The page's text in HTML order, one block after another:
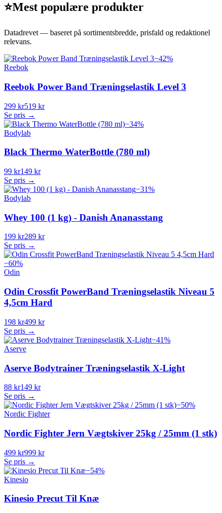
⭐Mest populære produkter
Datadrevet — baseret på sortimentsbredde, prisfald og redaktionel
relevans.
−42%
Reebok
Reebok Power Band Træningselastik Level 3
299 kr519 kr
Se pris →
−34%
Bodylab
Black Thermo WaterBottle (780 ml)
99 kr149 kr
Se pris →
−31%
Bodylab
Whey 100 (1 kg) - Danish Ananasstang
199 kr289 kr
Se pris →
−60%
Odin
Odin Crossfit PowerBand Træningselastik Niveau 5
4,5cm Hard
198 kr499 kr
Se pris →
−41%
Aserve
Aserve Bodytrainer Træningselastik X-Light
88 kr149 kr
Se pris →
−50%
Nordic Fighter
Nordic Fighter Jern Vægtskiver 25kg / 25mm (1 stk)
499 kr999 kr
Se pris →
−54%
Kinesio
Kinesio Precut Til Knæ